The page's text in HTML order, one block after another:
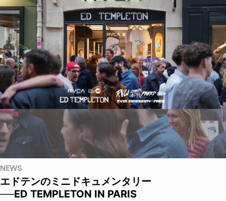
NEWS
エドテンのミニドキュメンタリー
──ED TEMPLETON IN PARIS